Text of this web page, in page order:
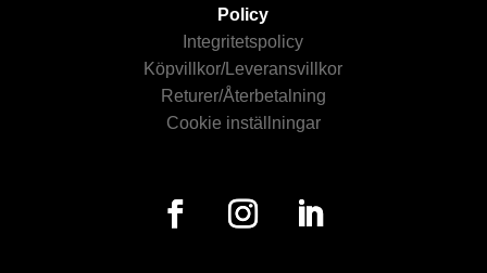
Policy
Integritetspolicy
Köpvillkor/Leveransvillkor
Returer/Återbetalning
Cookie inställningar